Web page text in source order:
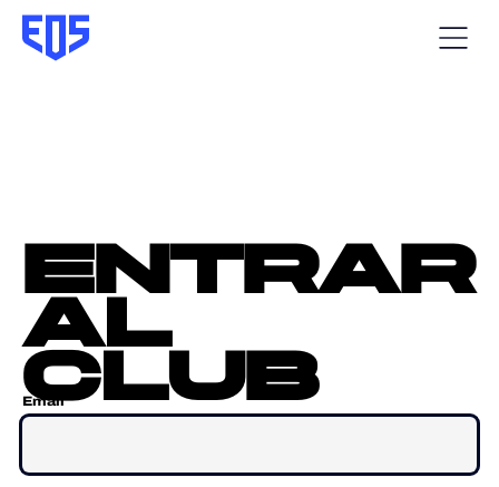
entrar
al
club
Email